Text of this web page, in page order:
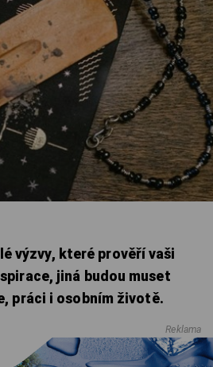
výzvy, které prověří vaši
jiná budou muset
práci i osobním životě.
Reklama